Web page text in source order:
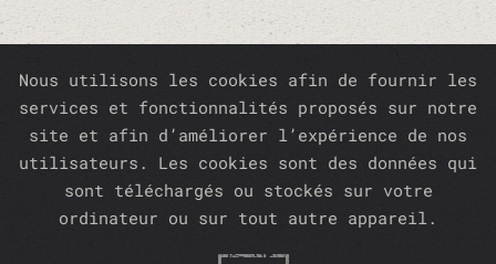
Nous utilisons les cookies afin de fournir les
services et fonctionnalités proposés sur notre
site et afin d’améliorer l’expérience de nos
utilisateurs. Les cookies sont des données qui
sont téléchargés ou stockés sur votre
ordinateur ou sur tout autre appareil.